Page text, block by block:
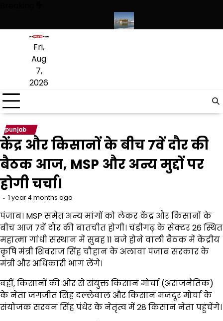
content
Fri,
Aug
7,
2026
punjab
केंद्र और किसानों के बीच 7वें दौर की
बैठक आज, MSP और अन्य मुद्दों पर
होगी चर्चा।
1 year 4 months ago
पंजाब। MSP समेत अन्य मांगों को लेकर केंद्र और किसानों के
बीच आज 7वें दौर की बातचीत होगी। चंडीगढ़ के सेक्टर 26 स्थित
महात्मा गांधी संस्थान में सुबह 11 बजे होने वाली बैठक में केंद्रीय
कृषि मंत्री शिवराज सिंह चौहान के अलावा पंजाब सरकार के
मंत्री और अधिकारी भाग लेंगे।
वहीं, किसानों की ओर से संयुक्त किसान मोर्चा (अराजनैतिक)
के नेता जगजीत सिंह दल्लेवाल और किसान मजदूर मोर्चा के
संयोजक सरवन सिंह पंधेर के नेतृत्व में 28 किसान नेता पहुंचेंगे।